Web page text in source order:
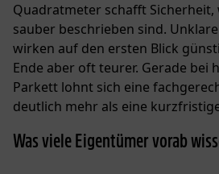
Quadratmeter schafft Sicherheit,
sauber beschrieben sind.
wirken auf den ersten Blick
Ende aber oft teurer. Gerade bei
Parkett lohnt sich eine
deutlich mehr als eine
Was viele Eigentümer vorab